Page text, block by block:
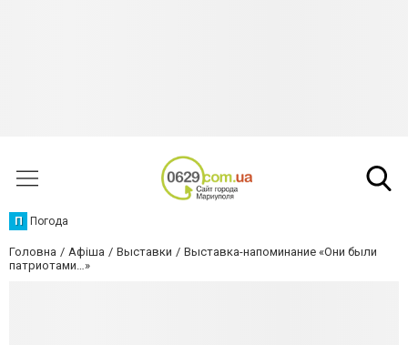
П Погода
Головна Афіша Выставки
Выставка-напоминание «Они были
патриотами…»